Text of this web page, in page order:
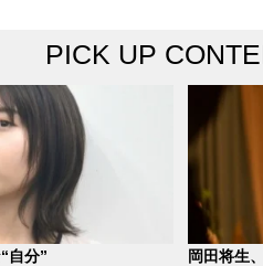
PICK UP
自分” 岡田将生